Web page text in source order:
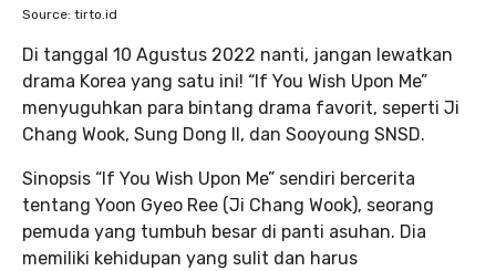
Source: tirto.id
Di tanggal 10 Agustus 2022 nanti, jangan lewatkan
drama Korea yang satu ini! “If You Wish Upon Me”
menyuguhkan para bintang drama favorit, seperti Ji
Chang Wook, Sung Dong Il, dan Sooyoung SNSD.
Sinopsis “If You Wish Upon Me” sendiri bercerita
tentang Yoon Gyeo Ree (Ji Chang Wook), seorang
pemuda yang tumbuh besar di panti asuhan. Dia
memiliki kehidupan yang sulit dan harus